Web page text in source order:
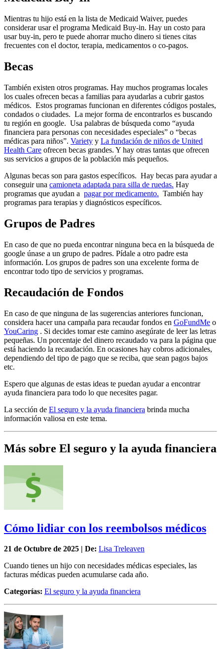
Mientras tu hijo está en la lista de Medicaid Waiver, puedes
considerar usar el programa Medicaid Buy-in. Hay un costo para
usar buy-in, pero te puede ahorrar mucho dinero si tienes citas
frecuentes con el doctor, terapia, medicamentos o co-pagos.
Becas
También existen otros programas. Hay muchos programas locales
los cuales ofrecen becas a familias para ayudarlas a cubrir gastos
médicos. Estos programas funcionan en diferentes códigos postales,
condados o ciudades. La mejor forma de encontrarlos es buscando
tu región en google. Usa palabras de búsqueda como “ayuda
financiera para personas con necesidades especiales” o “becas
médicas para niños”. Variety y La fundación de niños de United
Health Care ofrecen becas grandes. Y hay otras tantas que ofrecen
sus servicios a grupos de la población más pequeños.
Algunas becas son para gastos específicos. Hay becas para ayudar a
conseguir una camioneta adaptada para silla de ruedas. Hay
programas que ayudan a pagar por medicamento. También hay
programas para terapias y diagnósticos específicos.
Grupos de Padres
En caso de que no pueda encontrar ninguna beca en la búsqueda de
google únase a un grupo de padres. Pídale a otro padre esta
información. Los grupos de padres son una excelente forma de
encontrar todo tipo de servicios y programas.
Recaudación de Fondos
En caso de que ninguna de las sugerencias anteriores funcionan,
considera hacer una campaña para recaudar fondos en GoFundMe o
YouCaring . Si decides tomar este camino asegúrate de leer las letras
pequeñas. Un porcentaje del dinero recaudado va para la página que
está haciendo la recaudación. En ocasiones hay cobros adicionales,
dependiendo del tipo de pago que se reciba, que sean pagos bajos
etc.
Espero que algunas de estas ideas te puedan ayudar a encontrar
ayuda financiera para todo lo que necesites pagar.
La sección de El seguro y la ayuda financiera brinda mucha
información valiosa en este tema.
Más sobre El seguro y la ayuda financiera
Cómo lidiar con los reembolsos médicos
21 de Octubre de 2025 | De: Lisa Treleaven
Cuando tienes un hijo con necesidades médicas especiales, las
facturas médicas pueden acumularse cada año.
Categorías: El seguro y la ayuda financiera